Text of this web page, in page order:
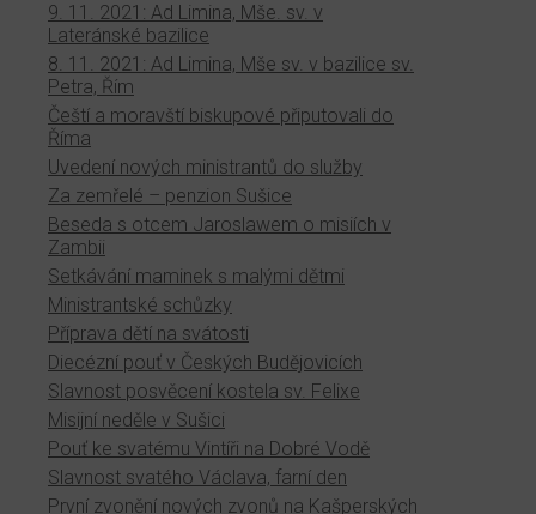
9. 11. 2021: Ad Limina, Mše. sv. v
Lateránské bazilice
8. 11. 2021: Ad Limina, Mše sv. v bazilice sv.
Petra, Řím
Čeští a moravští biskupové připutovali do
Říma
Uvedení nových ministrantů do služby
Za zemřelé – penzion Sušice
Beseda s otcem Jaroslawem o misiích v
Zambii
Setkávání maminek s malými dětmi
Ministrantské schůzky
Příprava dětí na svátosti
Diecézní pouť v Českých Budějovicích
Slavnost posvěcení kostela sv. Felixe
Misijní neděle v Sušici
Pouť ke svatému Vintíři na Dobré Vodě
Slavnost svatého Václava, farní den
První zvonění nových zvonů na Kašperských